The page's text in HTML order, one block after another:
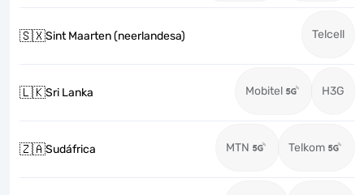
🇸🇽Sint Maarten (neerlandesa) Telcell
🇱🇰Sri Lanka Mobitel H3G
🇿🇦Sudáfrica MTN Telkom